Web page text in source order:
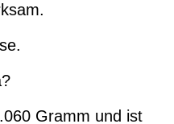
Gramm und ist